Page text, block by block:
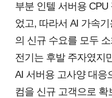
부분 인텔 서버용
었고, 따라서 AI 가속
의 신규 수요를 모두
전기는 후발 주자였지
AI 서버용 고사양 대응
컴을 신규 고객으로 확